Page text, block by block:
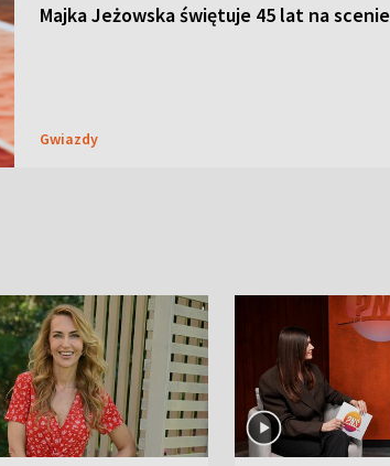
Majka Jeżowska świętuje 45 lat na scenie
Gwiazdy